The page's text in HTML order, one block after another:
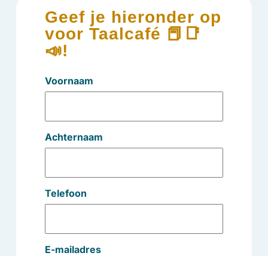
Geef je hieronder op
voor Taalcafé 📕📑
📣!
Voornaam
Achternaam
Telefoon
E-mailadres